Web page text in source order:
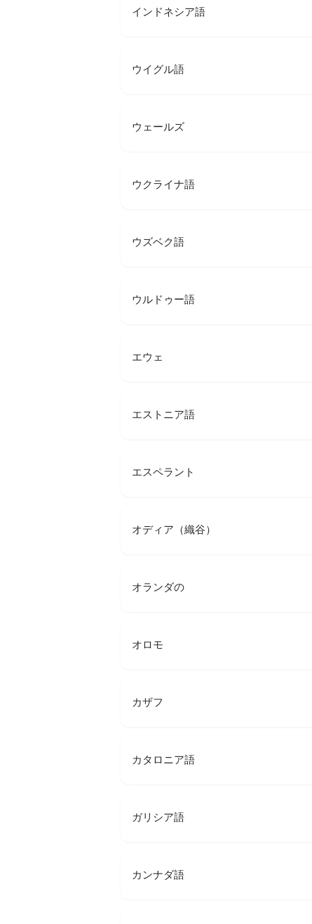
インドネシア語
ウイグル語
ウェールズ
ウクライナ語
ウズベク語
ウルドゥー語
エウェ
エストニア語
エスペラント
オディア（織谷）
オランダの
オロモ
カザフ
カタロニア語
ガリシア語
カンナダ語